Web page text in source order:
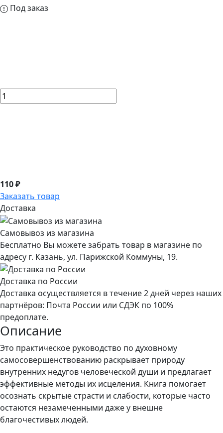
Под заказ
110 ₽
Заказать товар
Доставка
Самовывоз из магазина
Бесплатно Вы можете забрать товар в магазине по
адресу г. Казань, ул. Парижской Коммуны, 19.
Доставка по России
Доставка осуществляется в течение 2 дней через наших
партнёров: Почта России или СДЭК по 100%
предоплате.
Описание
Это практическое руководство по духовному
самосовершенствованию раскрывает природу
внутренних недугов человеческой души и предлагает
эффективные методы их исцеления. Книга помогает
осознать скрытые страсти и слабости, которые часто
остаются незамеченными даже у внешне
благочестивых людей.